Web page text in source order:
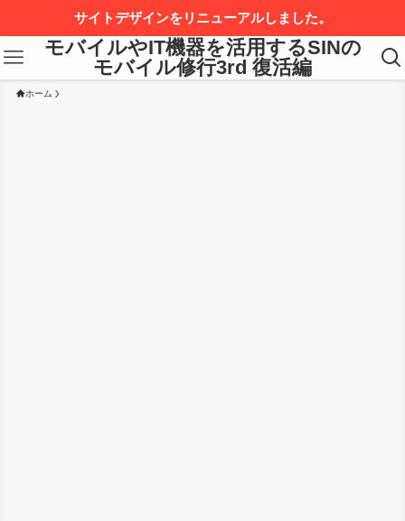
サイトデザインをリニューアルしました。
モバイルやIT機器を活用するSINの
モバイル修行3rd 復活編
ホーム